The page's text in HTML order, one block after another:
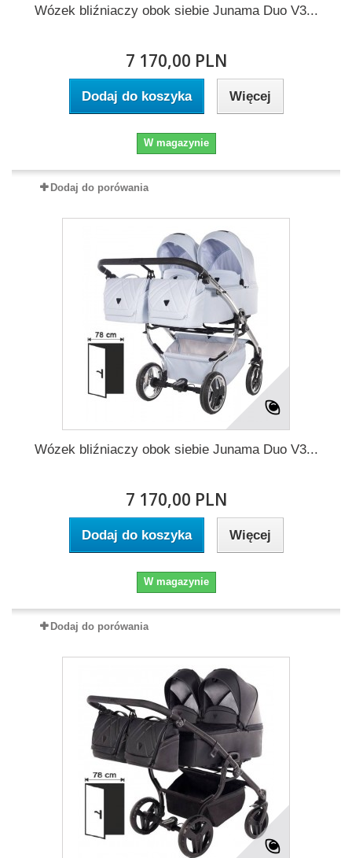
Wózek bliźniaczy obok siebie Junama Duo V3...
7 170,00 PLN
Dodaj do koszyka Więcej
W magazynie
Dodaj do porówania
Wózek bliźniaczy obok siebie Junama Duo V3...
7 170,00 PLN
Dodaj do koszyka Więcej
W magazynie
Dodaj do porówania